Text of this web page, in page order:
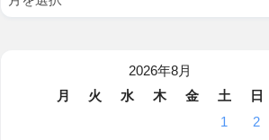
2026年8月
月
火 水 木 金 土
日
1
2